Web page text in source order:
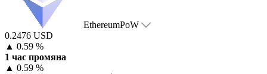
EthereumPoW
0.2476 USD
▲ 0.59 %
1 час промяна
▲ 0.59 %